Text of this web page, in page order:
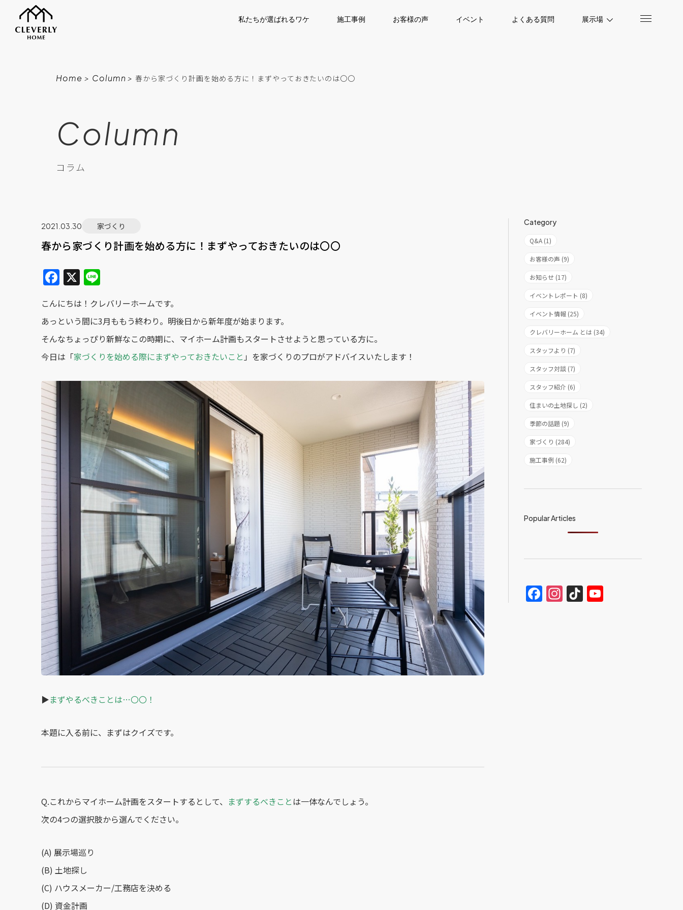
私たちが選ばれるワケ 施工事例 お客様の声 イベント よくある質問 展示場
Home > Column>春から家づくり計画を始める方に！まずやっておきたいのは〇〇
Column
コラム
2021.03.30 家づくり
春から家づくり計画を始める方に！まずやっておきたいのは〇〇
F
a
c
e
b
o
o
X Li
e
こんにちは！クレバリーホームです。
あっという間に3月ももう終わり。明後日から新年度が始まります。
そんなちょっぴり新鮮なこの時期に、マイホーム計画もスタートさせようと思っている方に。
今日は「家づくりを始める際にまずやっておきたいこと 」を家づくりのプロがアドバイスいたします！
▶︎まずやるべきことは…〇〇！
本題に入る前に、まずはクイズです。
Q.これからマイホーム計画をスタートするとして、 まずするべきことは一体なんでしょう。
次の4つの選択肢から選んでください。
(A) 展示場巡り
(B) 土地探し
(C) ハウスメーカー/工務店を決める
(D) 資金計画
Category
Q&A (1)
お客様の声 (9)
お知らせ (17)
イベントレポート (8)
イベント情報 (25)
クレバリーホーム とは (34)
スタッフより (7)
スタッフ対談 (7)
スタッフ紹介 (6)
住まいの土地探し (2)
季節の話題 (9)
家づくり (284)
施工事例 (62)
Popular Articles
Facebook
Instagram
TikTok